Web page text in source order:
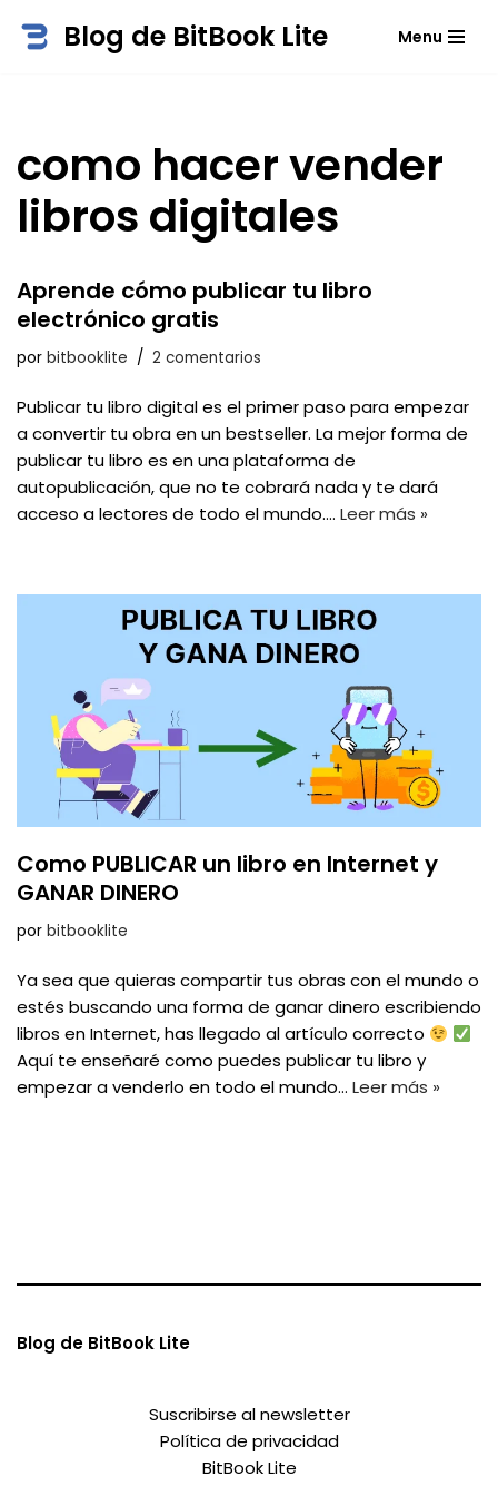
Blog de BitBook Lite Menu
como hacer vender
libros digitales
Aprende cómo publicar tu libro
electrónico gratis
por bitbooklite 2 comentarios
Publicar tu libro digital es el primer paso para empezar
a convertir tu obra en un bestseller. La mejor forma de
publicar tu libro es en una plataforma de
autopublicación, que no te cobrará nada y te dará
acceso a lectores de todo el mundo.… Leer más »
Como PUBLICAR un libro en Internet y
GANAR DINERO
por bitbooklite
Ya sea que quieras compartir tus obras con el mundo o
estés buscando una forma de ganar dinero escribiendo
libros en Internet, has llegado al artículo correcto
Aquí te enseñaré como puedes publicar tu libro y
empezar a venderlo en todo el mundo… Leer más »
Blog de BitBook Lite
Suscribirse al newsletter
Política de privacidad
BitBook Lite